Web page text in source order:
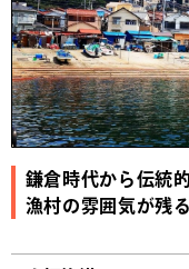
鎌倉時代から伝統
漁村の雰囲気が残